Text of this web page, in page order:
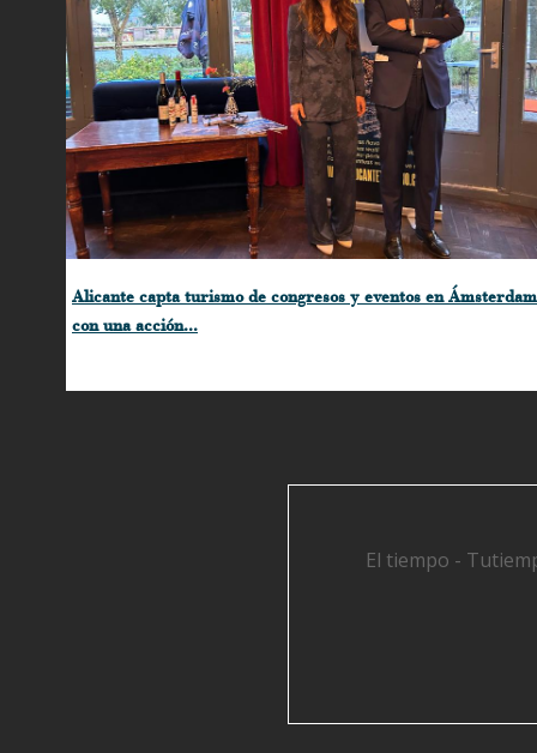
El tiempo -
Alicante capta turismo de congresos y eventos en Ámsterdam
con una acción...